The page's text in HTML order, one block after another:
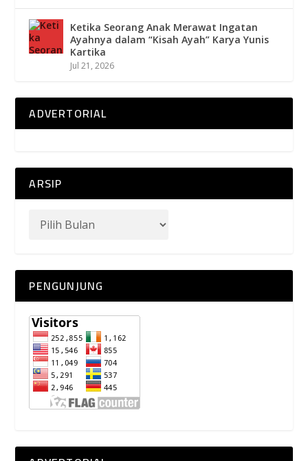
Ketika Seorang Anak Merawat Ingatan
Ayahnya dalam “Kisah Ayah” Karya Yunis
Kartika
Jul 21, 2026
ADVERTORIAL
ARSIP
PENGUNJUNG